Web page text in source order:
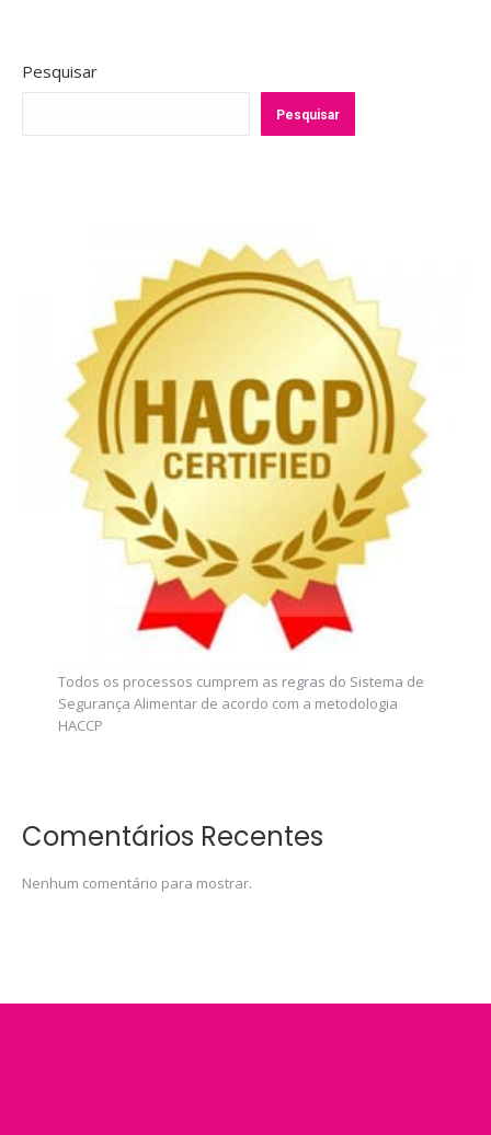
Pesquisar
Pesquisar
Todos os processos cumprem as regras do Sistema de
Segurança Alimentar de acordo com a metodologia
HACCP
Comentários Recentes
Nenhum comentário para mostrar.